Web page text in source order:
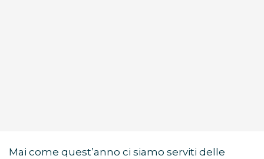
Mai come quest’anno ci siamo serviti delle